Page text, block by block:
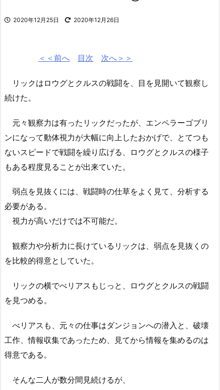
2020年12月25日 2020年12月26日
＜＜前へ 目次 次へ＞＞
リックはロウグとクルスの戦闘を、目を見開いて観察し
続けた。
元々観察力は有ったリックだったが、エンペラーゴブリ
ンになって動体視力が大幅に向上したおかげで、とてつも
ないスピードで戦闘を繰り広げる、ロウグとクルスの様子
もある程度見ることが出来ていた。
弱点を見抜くには、戦闘時の仕草をよく見て、分析する
必要がある。
視力が高いだけでは不可能だ。
観察力や分析力に長けているリックは、弱点を見抜くの
を比較的得意としていた。
リックの横でべリアスもじっと、ロウグとクルスの戦闘
を見つめる。
べリアスも、元々の仕事はダンジョンへの潜入と、破壊
工作、情報収集であったため、見てから情報を集めるのは
得意である。
そんな二人が数分間見続けるが、